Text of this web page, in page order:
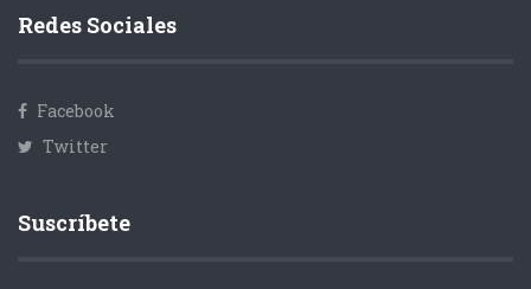
Redes Sociales
Facebook
Twitter
Suscríbete